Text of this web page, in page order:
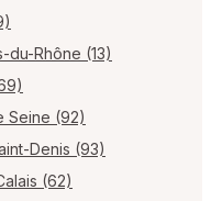
du-Rhône (13)
Seine (92)
Denis (93)
(62)